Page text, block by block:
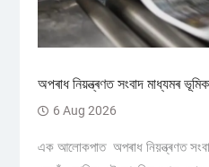
অপৰাধ নিয়ন্ত্ৰণত সংবাদ মাধ্যমৰ
6 Aug 2026
এক আলোকপাত অপৰাধ নিয়ন্ত্ৰণত